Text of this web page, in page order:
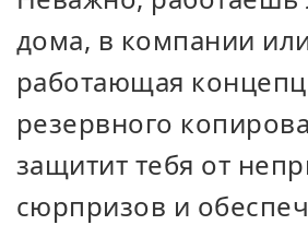
дома, в компании
работающая
резервного
защитит тебя от
сюрпризов и